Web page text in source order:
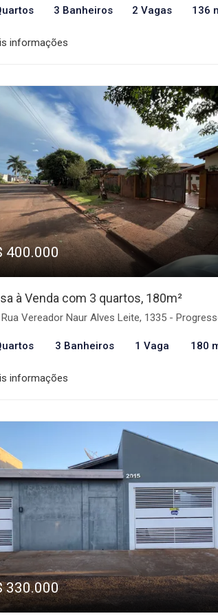
3 Banheiros 2 Vagas 136
informações
400.000
à Venda com 3 quartos, 180m²
Rua Vereador Naur Alves Leite, 1335 - Progresso, Rio
3 Banheiros 1 Vaga 180
informações
330.000